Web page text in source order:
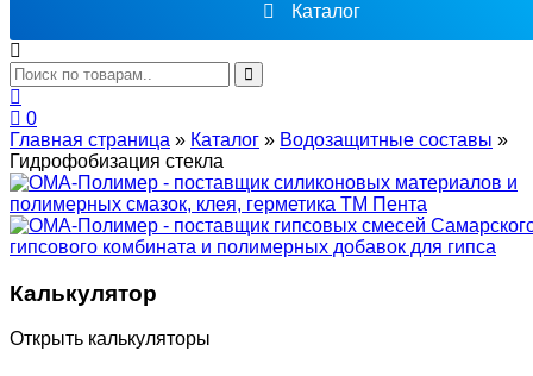
Каталог
0
Главная страница » Каталог » Водозащитные составы »
Гидрофобизация стекла
Калькулятор
Открыть калькуляторы